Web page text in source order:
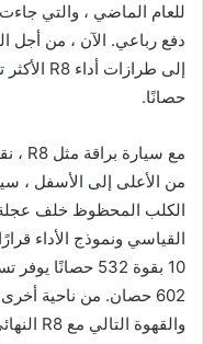
دفع رباعي. الآن ، من
حصانًا.
من الأعلى إلى الأسفل ،
الكلب المحظوظ خلف عجلة
10 بقوة 532
602 حصان. من ناحية
والقهوة التالي مع R8 النهائي أكثر روعة.